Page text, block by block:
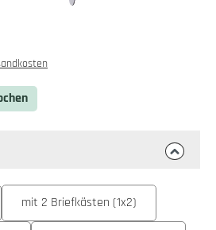
mit 2 Briefkästen (1x2)